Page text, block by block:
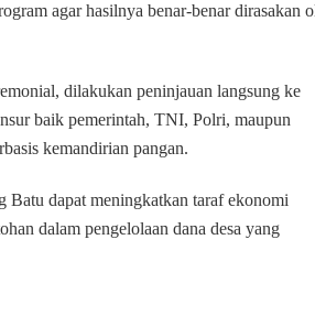
agar hasilnya benar-benar dirasakan
dilakukan peninjauan langsung ke
baik pemerintah, TNI, Polri, maupun
kemandirian pangan.
Batu dapat meningkatkan taraf ekonomi
dalam pengelolaan dana desa yang